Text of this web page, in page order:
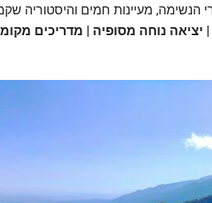
הנשימה, מעיינות חמים והיסטוריה
| יציאה נוחה מסופיה | מדריכים